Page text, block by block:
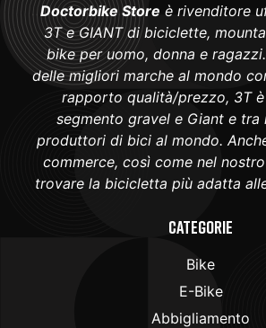
Doctorbike Store è rivenditore
3T e GIANT di biciclette,
bike per uomo, donna e
delle migliori marche al mondo
rapporto qualità/prezzo, 3T
segmento gravel e Giant e tra
produttori di bici al mondo.
commerce, così come nel
trovare la bicicletta più adatta
Categorie
Bike
E-Bike
Abbigliamento